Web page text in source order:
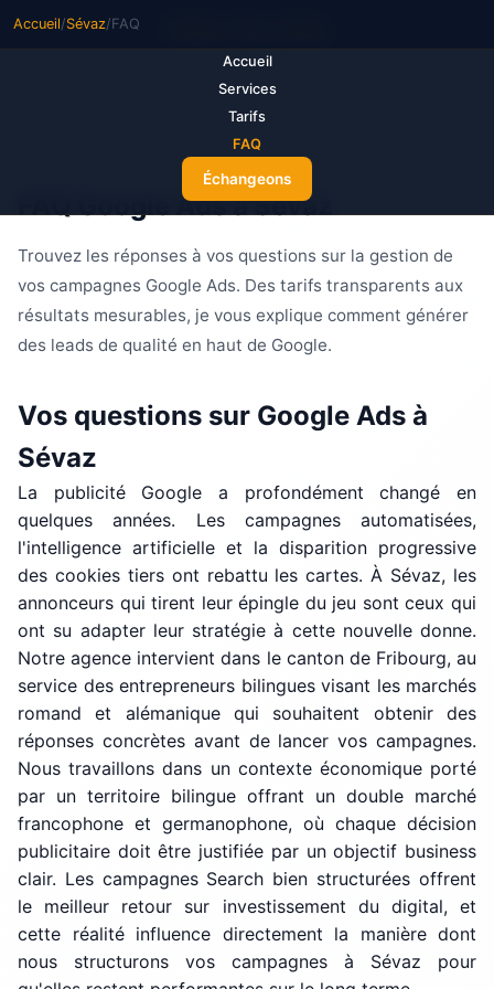
Accueil
Services
Tarifs
FAQ
Échangeons
Accueil/Sévaz/FAQ
FAQ Google Ads à Sévaz
Trouvez les réponses à vos questions sur la gestion de
vos campagnes Google Ads. Des tarifs transparents aux
résultats mesurables, je vous explique comment générer
des leads de qualité en haut de Google.
Vos questions sur Google Ads à
Sévaz
La publicité Google a profondément changé en
quelques années. Les campagnes automatisées,
l'intelligence artificielle et la disparition progressive
des cookies tiers ont rebattu les cartes. À Sévaz, les
annonceurs qui tirent leur épingle du jeu sont ceux qui
ont su adapter leur stratégie à cette nouvelle donne.
Notre agence intervient dans le canton de Fribourg, au
service des entrepreneurs bilingues visant les marchés
romand et alémanique qui souhaitent obtenir des
réponses concrètes avant de lancer vos campagnes.
Nous travaillons dans un contexte économique porté
par un territoire bilingue offrant un double marché
francophone et germanophone, où chaque décision
publicitaire doit être justifiée par un objectif business
clair. Les campagnes Search bien structurées offrent
le meilleur retour sur investissement du digital, et
cette réalité influence directement la manière dont
nous structurons vos campagnes à Sévaz pour